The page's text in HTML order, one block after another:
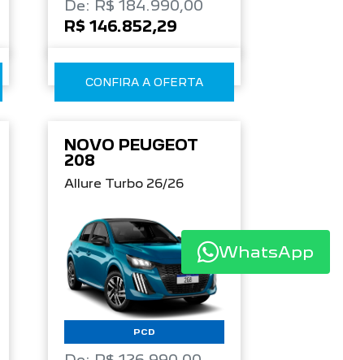
De: R$ 184.990,00
R$ 146.852,29
CONFIRA A OFERTA
NOVO PEUGEOT
208
Allure Turbo 26/26
PCD
WhatsApp